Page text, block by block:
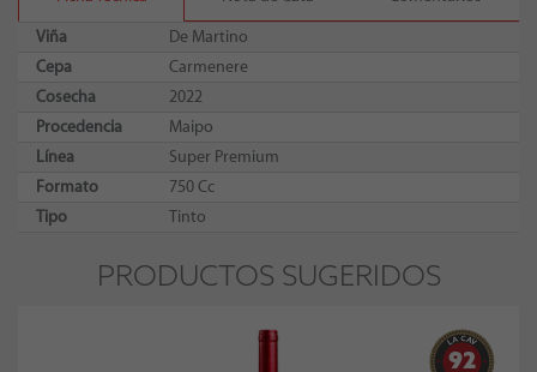
Viña
De Martino
Cepa
Carmenere
Cosecha
2022
Procedencia
Maipo
Línea
Super Premium
Formato
750 Cc
Tipo
Tinto
PRODUCTOS SUGERIDOS
92